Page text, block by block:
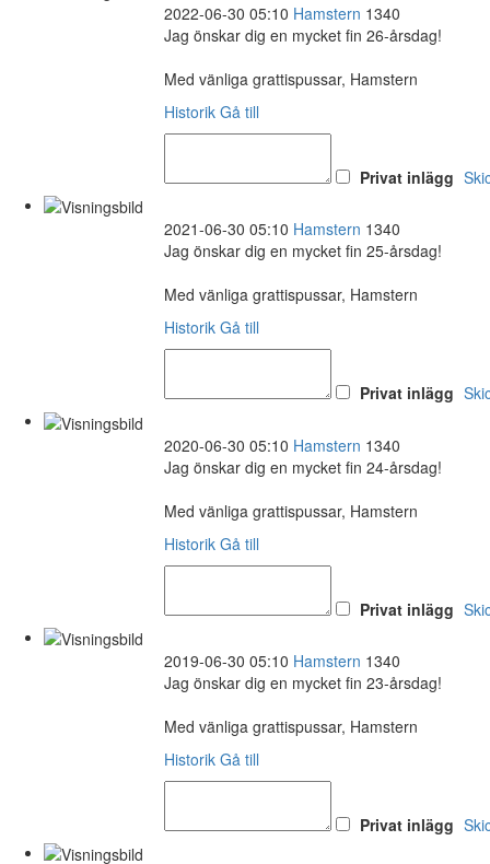
2022-06-30 05:10 Hamstern 1340
Jag önskar dig en mycket fin 26-årsdag!
Med vänliga grattispussar, Hamstern
Historik Gå till
Privat inlägg
2021-06-30 05:10 Hamstern 1340
Jag önskar dig en mycket fin 25-årsdag!
Med vänliga grattispussar, Hamstern
Historik Gå till
Privat inlägg
2020-06-30 05:10 Hamstern 1340
Jag önskar dig en mycket fin 24-årsdag!
Med vänliga grattispussar, Hamstern
Historik Gå till
Privat inlägg
2019-06-30 05:10 Hamstern 1340
Jag önskar dig en mycket fin 23-årsdag!
Med vänliga grattispussar, Hamstern
Historik Gå till
Privat inlägg